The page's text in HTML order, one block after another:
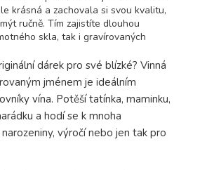
krásná a zachovala si svou kvalitu,
ručně. Tím zajistíte dlouhou
skla, tak i gravírovaných
dárek pro své blízké? Vinná
jménem je ideálním
vína. Potěší tatínka, maminku,
a hodí se k mnoha
výročí nebo jen tak pro